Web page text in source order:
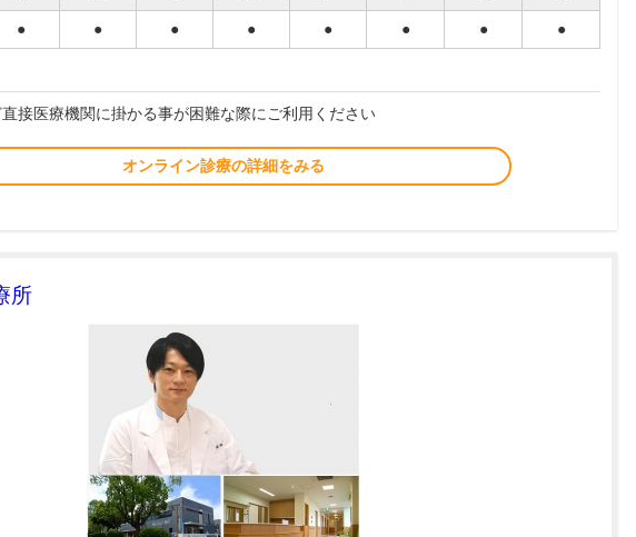
● ● ● ● ● ● ● ●
接医療機関に掛かる事が困難な際にご利用ください
オンライン診療の詳細をみる
所